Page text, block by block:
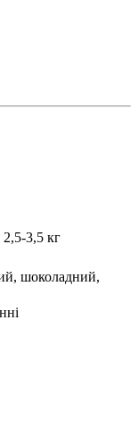
3,5 кг
шоколадний,